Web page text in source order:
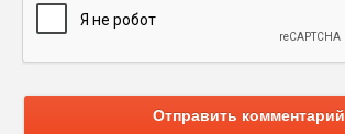
Отправить комментарий